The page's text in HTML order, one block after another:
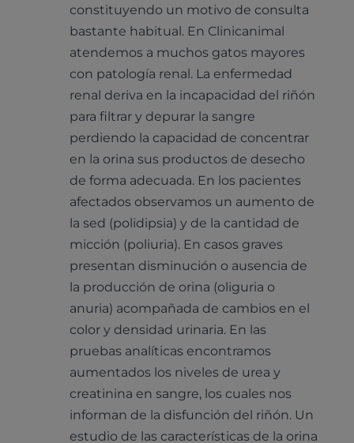
constituyendo un motivo de consulta
bastante habitual. En Clinicanimal
atendemos a muchos gatos mayores
con patología renal. La enfermedad
renal deriva en la incapacidad del riñón
para filtrar y depurar la sangre
perdiendo la capacidad de concentrar
en la orina sus productos de desecho
de forma adecuada. En los pacientes
afectados observamos un aumento de
la sed (polidipsia) y de la cantidad de
micción (poliuria). En casos graves
presentan disminución o ausencia de
la producción de orina (oliguria o
anuria) acompañada de cambios en el
color y densidad urinaria. En las
pruebas analíticas encontramos
aumentados los niveles de urea y
creatinina en sangre, los cuales nos
informan de la disfunción del riñón. Un
estudio de las características de la orina